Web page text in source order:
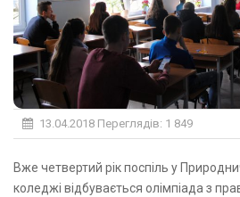
13.04.2018 Переглядів: 1 849
Вже четвертий рік поспіль у Природничо-гуманітарному
коледжі відбувається олімпіада з